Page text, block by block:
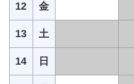
12 金
13 土
14 日